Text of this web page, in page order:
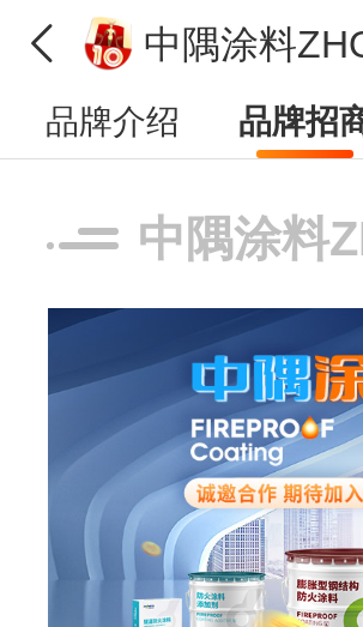
中隅涂料
品牌介绍 品牌招
中隅涂料